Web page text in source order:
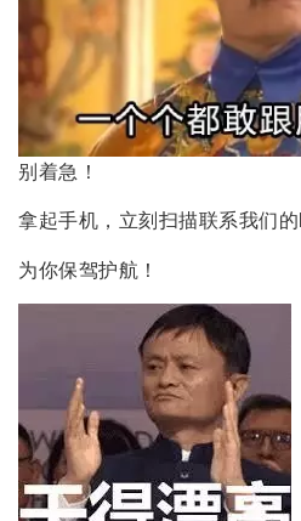
别着急！
拿起手机，立刻扫描联系我们的
为你保驾护航！